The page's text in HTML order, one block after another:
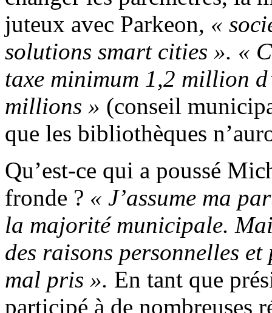
juteux avec Parkeon, «
solutions smart cities ». «
taxe minimum 1,2 million
millions » (conseil
que les bibliothèques
Qu’est-ce qui a poussé
fronde ? « J’assume ma
la majorité municipale.
des raisons personnelles
mal pris ». En tant que
participé à de nombreuses